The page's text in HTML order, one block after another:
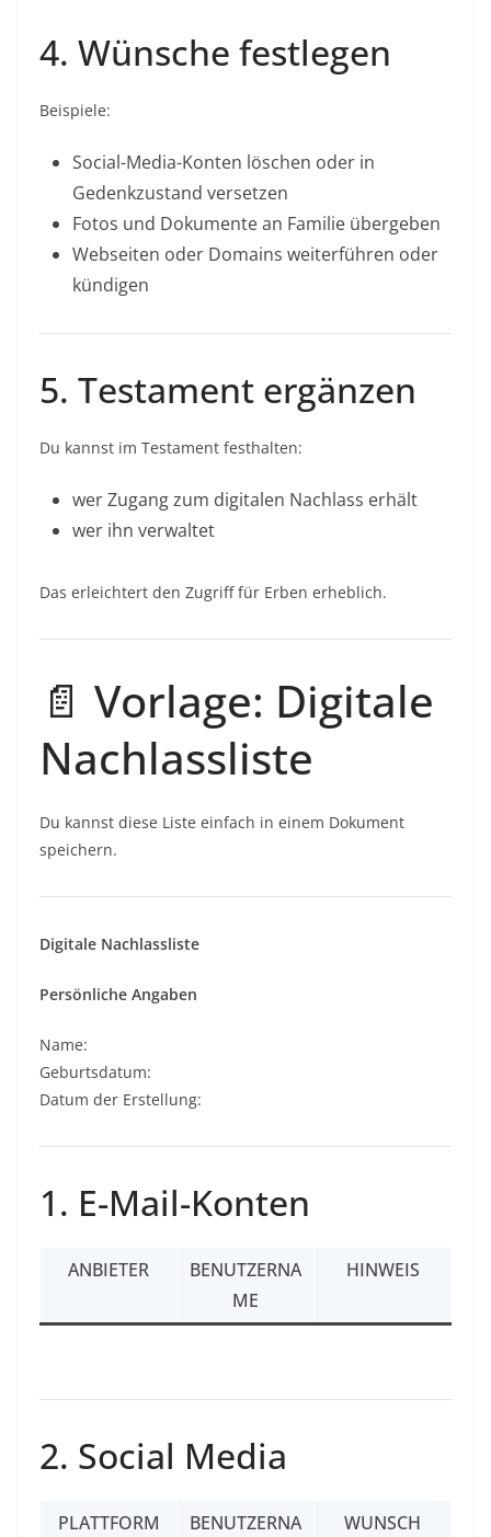
4. Wünsche festlegen
Beispiele:
Social-Media-Konten löschen oder in
Gedenkzustand versetzen
Fotos und Dokumente an Familie übergeben
Webseiten oder Domains weiterführen oder
kündigen
5. Testament ergänzen
Du kannst im Testament festhalten:
wer Zugang zum digitalen Nachlass erhält
wer ihn verwaltet
Das erleichtert den Zugriff für Erben erheblich.
📄 Vorlage: Digitale
Nachlassliste
Du kannst diese Liste einfach in einem Dokument
speichern.
Digitale Nachlassliste
Persönliche Angaben
Name:
Geburtsdatum:
Datum der Erstellung:
1. E-Mail-Konten
ANBIETER
BENUTZERNA
ME
HINWEIS
2. Social Media
PLATTFORM
BENUTZERNA
WUNSCH